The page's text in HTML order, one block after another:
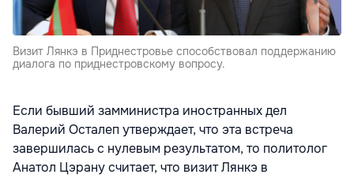
Визит Лянкэ в Приднестровье способствовал поддержанию
диалога по приднестровскому вопросу.
Если бывший замминистра иностранных дел
Валерий Осталеп утверждает, что эта встреча
завершилась с нулевым результатом, то политолог
Анатол Цэрану считает, что визит Лянкэ в